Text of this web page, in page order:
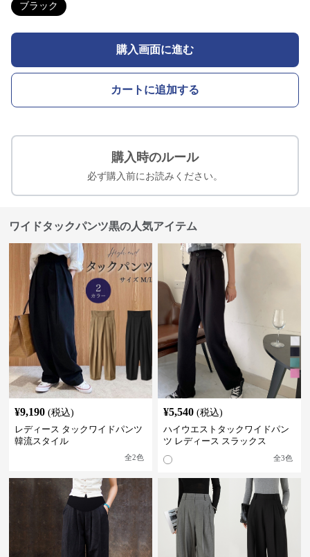
ブラック
購入画面に進む
カートに追加する
購入時のルール
必ず購入前にお読みください。
ワイドタックパンツ黒の人気アイテム
¥9,190 (税込)
レディース タックワイドパンツ
韓流スタイル
全2色
¥5,540 (税込)
ハイウエストタックワイドパン
ツ レディース スラックス
全3色